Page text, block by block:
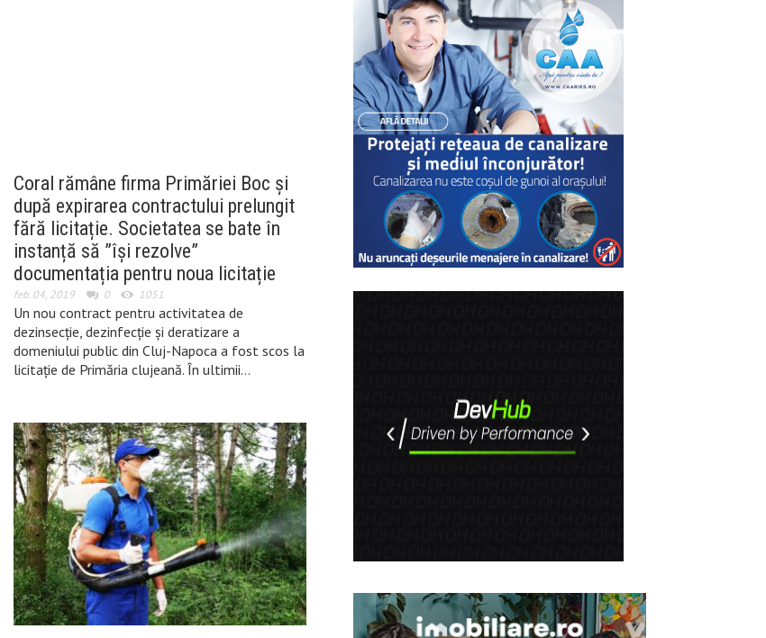
Coral rămâne firma Primăriei Boc și
după expirarea contractului prelungit
fără licitație. Societatea se bate în
instanță să ”își rezolve”
documentația pentru noua licitație
feb. 04, 2019 0 1051
Un nou contract pentru activitatea de
dezinsecție, dezinfecție și deratizare a
domeniului public din Cluj-Napoca a fost scos la
licitație de Primăria clujeană. În ultimii…